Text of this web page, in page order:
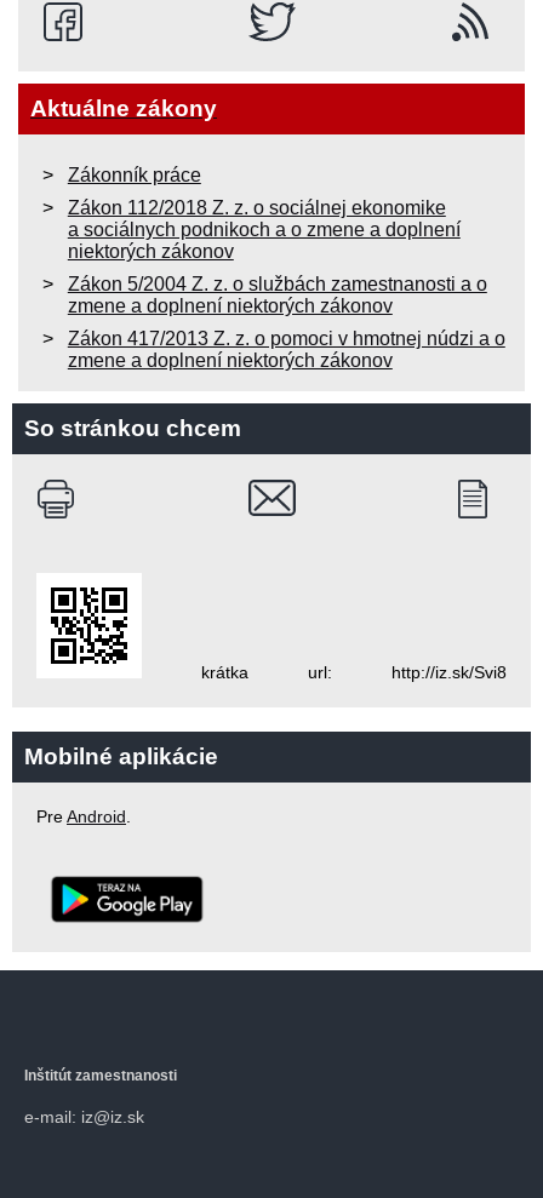
Aktuálne zákony
Zákonník práce
Zákon 112/2018 Z. z. o sociálnej ekonomike
a sociálnych podnikoch a o zmene a doplnení
niektorých zákonov
Zákon 5/2004 Z. z. o službách zamestnanosti a o
zmene a doplnení niektorých zákonov
Zákon 417/2013 Z. z. o pomoci v hmotnej núdzi a o
zmene a doplnení niektorých zákonov
So stránkou chcem
krátka url: http://iz.sk/Svi8
Mobilné aplikácie
PreAndroid.
Inštitút zamestnanosti
e-mail: iz@iz.sk